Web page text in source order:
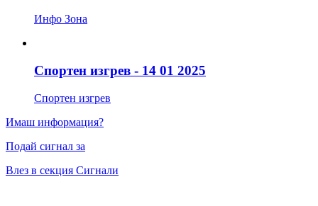
Инфо Зона
Спортен изгрев - 14 01 2025
Спортен изгрев
Имаш информация?
Подай сигнал за
Влез в секция Сигнали